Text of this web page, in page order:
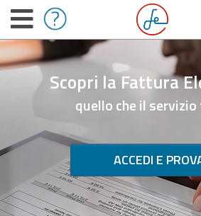
Scopri la Fattura
quello che il
ACCEDI E